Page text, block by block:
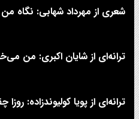
شعری از مهرداد شهابی: نگاه
ترانه‌ای از شایان اکبری: من
ترانه‌ای از پویا کولیوندزاده: